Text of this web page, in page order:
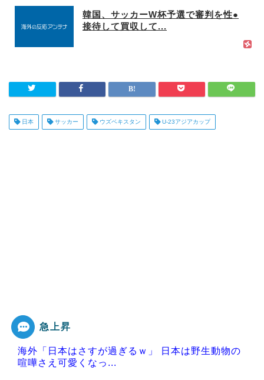
韓国、サッカーW杯予選で審判を性●
接待して買収して...
日本 サッカー ウズベキスタン U-23アジアカップ
急上昇
海外「日本はさすが過ぎるｗ」 日本は野生動物の
喧嘩さえ可愛くなっ...